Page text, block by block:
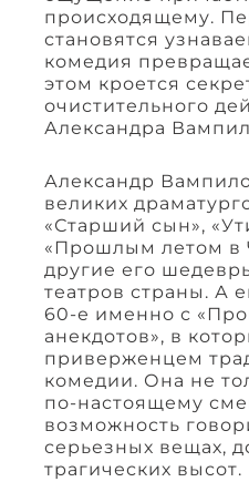
происходящему.
становятся
комедия
этом кроется
очистительного
Александра
Александр
великих
«Старший сын»,
«Прошлым летом в
другие его
театров страны. А
60-е именно с
анекдотов», в
приверженцем
комедии. Она не
по-настоящему
возможность
серьезных вещах,
трагических высот.